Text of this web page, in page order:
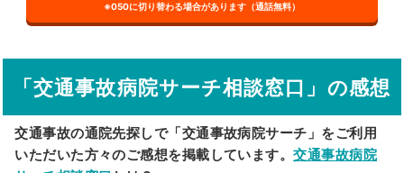
その他の検索方法
駅から探す 院名から探す
※050に切り替わる場合があります（通話無料）
「交通事故病院サーチ相談窓口」の感想
交通事故の通院先探しで「交通事故病院サーチ」をご利用
いただいた方々のご感想を掲載しています。交通事故病院